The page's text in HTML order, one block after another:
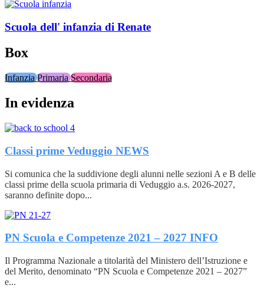
Scuola dell' infanzia di Renate
Box
InfanziaPrimariaSecondaria
In evidenza
Classi prime Veduggio NEWS
Si comunica che la suddivione degli alunni nelle sezioni A e B delle
classi prime della scuola primaria di Veduggio a.s. 2026-2027,
saranno definite dopo...
PN Scuola e Competenze 2021 – 2027 INFO
Il Programma Nazionale a titolarità del Ministero dell’Istruzione e
del Merito, denominato “PN Scuola e Competenze 2021 – 2027”
e...